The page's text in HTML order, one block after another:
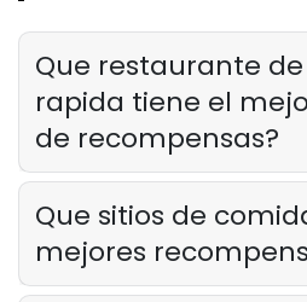
restaurante
Derrick
Food Safety
Lista de
alimentaria
Derrick
Que restaurante
rapida tiene el
de recompensas?
Que sitios de
mejores